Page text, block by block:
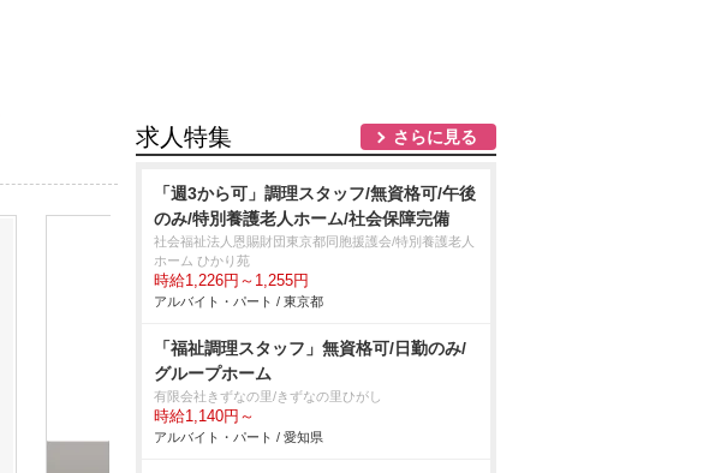
求人特集 さらに見る
「週3から可」調理スタッフ/無資格可/午後
のみ/特別養護老人ホーム/社会保障完備
社会福祉法人恩賜財団東京都同胞援護会/特別養護老人
ホーム ひかり苑
時給1,226円～1,255円
アルバイト・パート / 東京都
「福祉調理スタッフ」無資格可/日勤のみ/
グループホーム
有限会社きずなの里/きずなの里ひがし
時給1,140円～
アルバイト・パート / 愛知県